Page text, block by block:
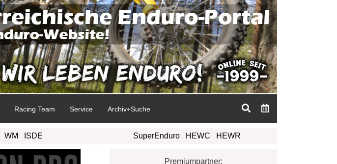
Racing Team Service Archiv+Suche
WM ISDE SuperEnduro HEWC HEWR
Premiumpartner: